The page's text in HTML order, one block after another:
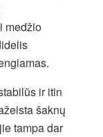
medžio
ir itin
šaknų
tampa dar